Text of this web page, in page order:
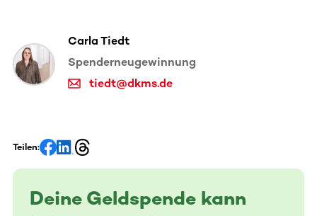
Carla Tiedt
Spenderneugewinnung
tiedt@dkms.de
Teilen:
Deine Geldspende kann